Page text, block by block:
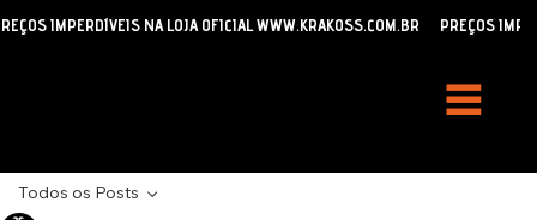
IMPERDÍVEIS NA LOJA OFICIAL WWW.KRAKOSS.COM.BR
Todos os Posts